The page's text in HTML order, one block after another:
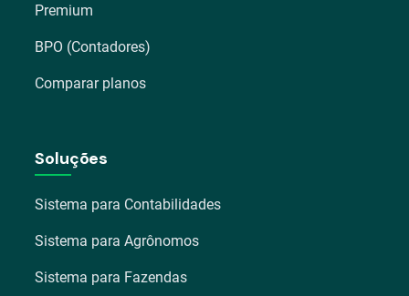
Premium
BPO (Contadores)
Comparar planos
Soluções
Sistema para Contabilidades
Sistema para Agrônomos
Sistema para Fazendas